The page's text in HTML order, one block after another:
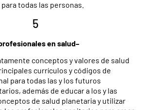
todas las personas.
5
en salud–
conceptos y valores de salud
currículos y códigos de
para todas las y los futuros
además de educar a los y las
de salud planetaria y utilizar